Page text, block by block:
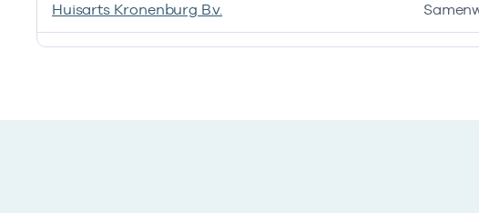
Deze onderneming heeft een relatie met de volgende
Huisarts Kronenburg B.v.